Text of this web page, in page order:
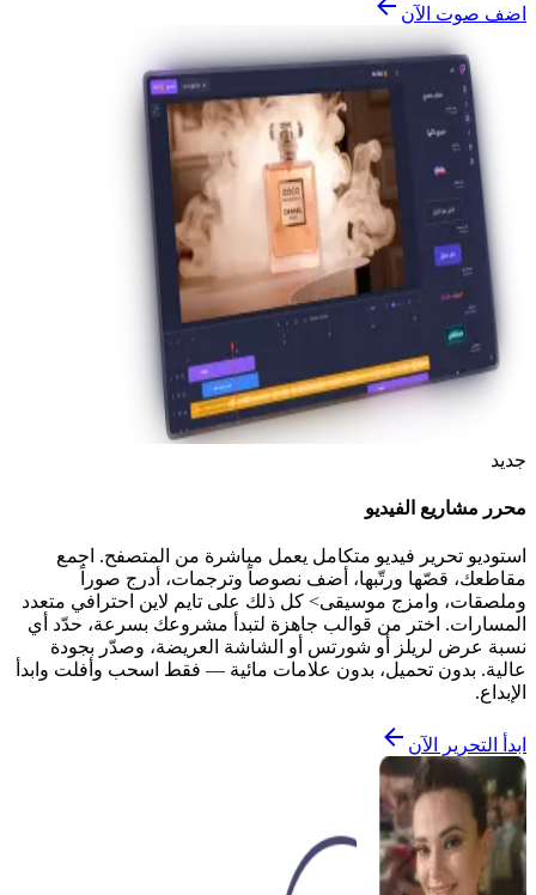
اضف صوت الآن
جديد
محرر مشاريع الفيديو
استوديو تحرير فيديو متكامل يعمل مباشرة من المتصفح. اجمع
مقاطعك، قصّها ورتّبها، أضف نصوصاً وترجمات، أدرج صوراً
وملصقات، وامزج موسيقى> كل ذلك على تايم لاين احترافي متعدد
المسارات. اختر من قوالب جاهزة لتبدأ مشروعك بسرعة، حدّد أي
نسبة عرض لريلز أو شورتس أو الشاشة العريضة، وصدّر بجودة
عالية. بدون تحميل، بدون علامات مائية — فقط اسحب وأفلت وابدأ
الإبداع.
ابدأ التحرير الآن